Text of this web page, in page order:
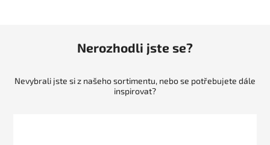
Nerozhodli jste se?
Nevybrali jste si z našeho sortimentu, nebo se potřebujete dále
inspirovat?